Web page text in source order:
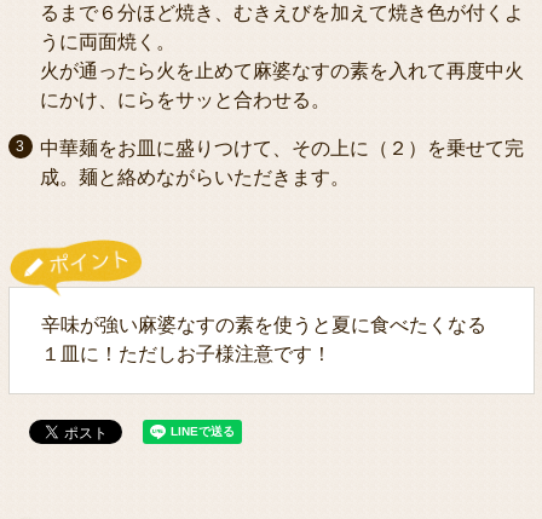
るまで６分ほど焼き、むきえびを加えて焼き色が付くよ
うに両面焼く。
火が通ったら火を止めて麻婆なすの素を入れて再度中火
にかけ、にらをサッと合わせる。
中華麺をお皿に盛りつけて、その上に（２）を乗せて完
成。麺と絡めながらいただきます。
辛味が強い麻婆なすの素を使うと夏に食べたくなる
１皿に！ただしお子様注意です！